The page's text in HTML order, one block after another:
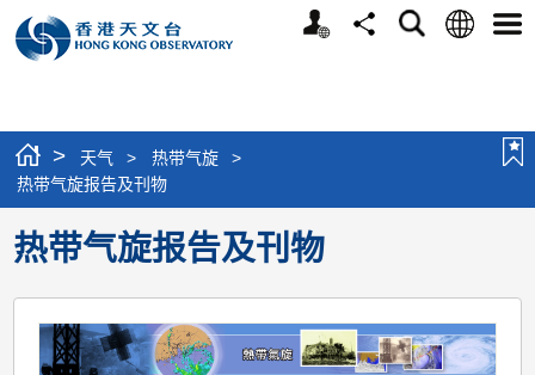
个
分
搜
语
选
> 天气 > 热带气旋
>
热带气旋报告及刊物
热带气旋报告及刊物